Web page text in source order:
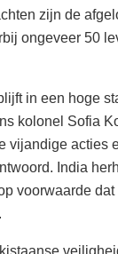
zijn de
ongeveer 50
in een hoge
kolonel Sofia
vijandige acties
India
voorwaarde